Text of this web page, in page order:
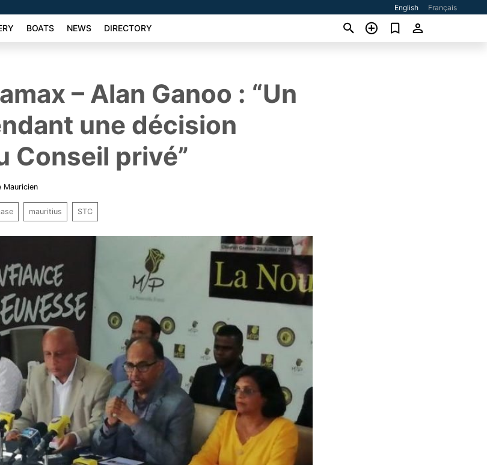
English Français
BOATS NEWS DIRECTORY
– Alan Ganoo : “Un
une décision
Conseil privé”
Mauricien
mauritius STC